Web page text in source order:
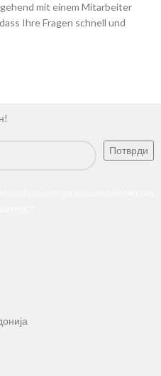
mit einem Mitarbeiter
Ihre Fragen schnell und